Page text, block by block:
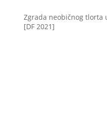
Zgrada neobičnog tlorta
[DF 2021]